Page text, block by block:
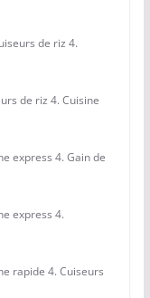
de riz 4.
de riz 4. Cuisine
express 4. Gain de
express 4.
rapide 4. Cuiseurs